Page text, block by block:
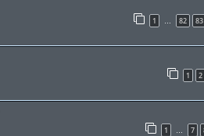
1 … 82 83
1 2
1 … 7